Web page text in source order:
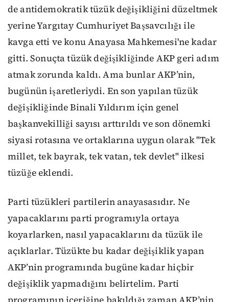
de antidemokratik tüzük değişikliğini düzeltmek
yerine Yargıtay Cumhuriyet Başsavcılığı ile
kavga etti ve konu Anayasa Mahkemesi'ne kadar
gitti. Sonuçta tüzük değişikliğinde AKP geri adım
atmak zorunda kaldı. Ama bunlar AKP’nin,
bugünün işaretleriydi. En son yapılan tüzük
değişikliğinde Binali Yıldırım için genel
başkanvekilliği sayısı arttırıldı ve son dönemki
siyasi rotasına ve ortaklarına uygun olarak"Tek
millet, tek bayrak, tek vatan, tek devlet" ilkesi
tüzüğe eklendi.
Parti tüzükleri partilerin anayasasıdır. Ne
yapacaklarını parti programıyla ortaya
koyarlarken, nasıl yapacaklarını da tüzük ile
açıklarlar. Tüzükte bu kadar değişiklik yapan
AKP’nin programında bugüne kadar hiçbir
değişiklik yapmadığını belirtelim. Parti